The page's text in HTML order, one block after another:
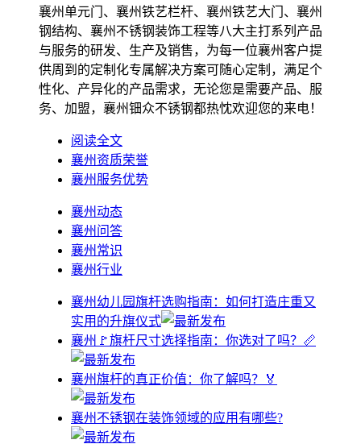
襄州单元门、襄州铁艺栏杆、襄州铁艺大门、襄州
钢结构、襄州不锈钢装饰工程等八大主打系列产品
与服务的研发、生产及销售，为每一位襄州客户提
供周到的定制化专属解决方案可随心定制，满足个
性化、产异化的产品需求，无论您是需要产品、服
务、加盟，襄州钿众不锈钢都热忱欢迎您的来电！
阅读全文
襄州资质荣誉
襄州服务优势
襄州动态
襄州问答
襄州常识
襄州行业
襄州幼儿园旗杆选购指南：如何打造庄重又
实用的升旗仪式
襄州🚩旗杆尺寸选择指南：你选对了吗？📏
襄州旗杆的真正价值：你了解吗？🏅
襄州不锈钢在装饰领域的应用有哪些?